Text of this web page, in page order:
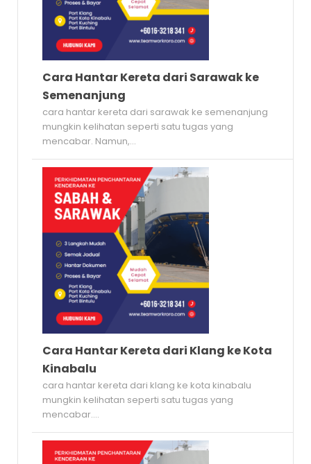
Cara Hantar Kereta dari Sarawak ke
Semenanjung
cara hantar kereta dari sarawak ke semenanjung
mungkin kelihatan seperti satu tugas yang
mencabar. Namun,...
Cara Hantar Kereta dari Klang ke Kota
Kinabalu
cara hantar kereta dari klang ke kota kinabalu
mungkin kelihatan seperti satu tugas yang
mencabar....